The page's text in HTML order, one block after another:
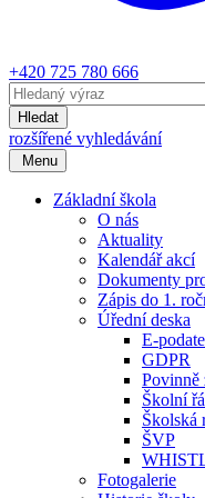
+420 725 780 666
Hledat
rozšířené vyhledávání
Menu
Základní škola
O nás
Aktuality
Kalendář akcí
Dokumenty
Zápis do 1.
Úřední deska
E-
GDPR
Povinně
Školní
Školská
ŠVP
Fotogalerie